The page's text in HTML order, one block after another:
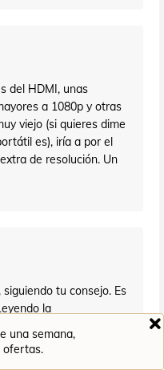
una semana,
ofertas.
del HDMI, unas
a 1080p y otras
viejo (si quieres dime
es), iría a por el
de resolución. Un
tu consejo. Es
la
pero si puedes